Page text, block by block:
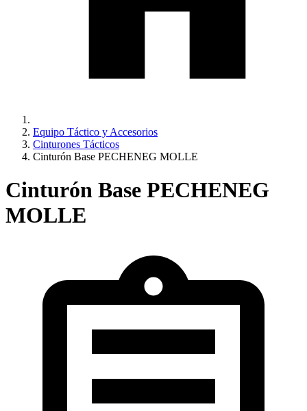
Equipo Táctico y Accesorios
Cinturones Tácticos
Cinturón Base PECHENEG MOLLE
Cinturón Base PECHENEG
MOLLE